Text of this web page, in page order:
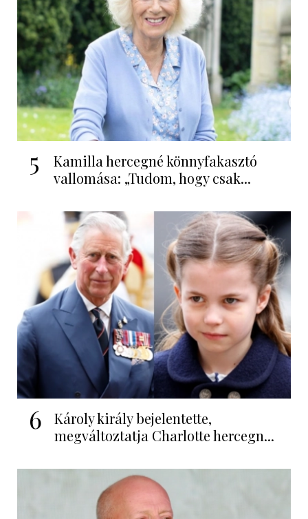
5
Kamilla hercegné könnyfakasztó
vallomása: „Tudom, hogy csak...
6
Károly király bejelentette,
megváltoztatja Charlotte hercegn...